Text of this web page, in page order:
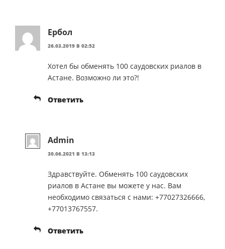
Ербол
26.03.2019 В 02:52
Хотел бы обменять 100 саудовских риалов в
Астане. Возможно ли это?!
Ответить
Admin
30.06.2021 В 13:13
Здравствуйте. Обменять 100 саудовских
риалов в Астане вы можете у нас. Вам
необходимо связаться с нами: +77027326666,
+77013767557.
Ответить